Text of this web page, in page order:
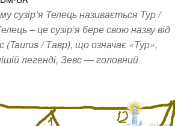
сузір’я Телець називається Тур /
– це сузір’я бере свою назву від
(Taurus / Тавр), що означає «Тур»,
легенді, Зевс — головний